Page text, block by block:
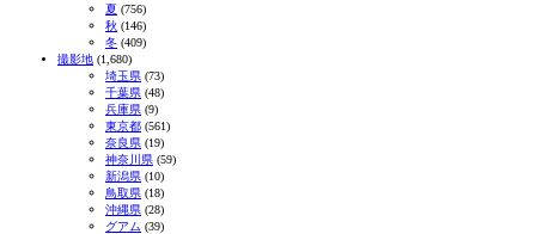
夏 (756)
秋 (146)
冬 (409)
撮影地 (1,680)
埼玉県 (73)
千葉県 (48)
兵庫県 (9)
東京都 (561)
奈良県 (19)
神奈川県 (59)
新潟県 (10)
鳥取県 (18)
沖縄県 (28)
グアム (39)